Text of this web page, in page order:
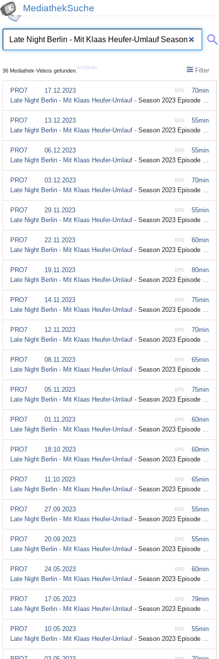
MediathekSuche
36 Mediathek-Videos gefunden.
erklären Filter
70min
EPG
PRO7
17.12.2023
Late Night Berlin - Mit Klaas Heufer-Umlauf - Season 2023 Episode 30
55min
EPG
PRO7
13.12.2023
Late Night Berlin - Mit Klaas Heufer-Umlauf - Season 2023 Episode 30
55min
EPG
PRO7
06.12.2023
Late Night Berlin - Mit Klaas Heufer-Umlauf - Season 2023 Episode 29
70min
EPG
PRO7
03.12.2023
Late Night Berlin - Mit Klaas Heufer-Umlauf - Season 2023 Episode 28
55min
EPG
PRO7
29.11.2023
Late Night Berlin - Mit Klaas Heufer-Umlauf - Season 2023 Episode 28
60min
EPG
PRO7
22.11.2023
Late Night Berlin - Mit Klaas Heufer-Umlauf - Season 2023 Episode 27
80min
EPG
PRO7
19.11.2023
Late Night Berlin - Mit Klaas Heufer-Umlauf - Season 2023 Episode 26
75min
EPG
PRO7
14.11.2023
Late Night Berlin - Mit Klaas Heufer-Umlauf - Season 2023 Episode 26
70min
EPG
PRO7
12.11.2023
Late Night Berlin - Mit Klaas Heufer-Umlauf - Season 2023 Episode 25
65min
EPG
PRO7
08.11.2023
Late Night Berlin - Mit Klaas Heufer-Umlauf - Season 2023 Episode 25
75min
EPG
PRO7
05.11.2023
Late Night Berlin - Mit Klaas Heufer-Umlauf - Season 2023 Episode 24
60min
EPG
PRO7
01.11.2023
Late Night Berlin - Mit Klaas Heufer-Umlauf - Season 2023 Episode 24
60min
EPG
PRO7
18.10.2023
Late Night Berlin - Mit Klaas Heufer-Umlauf - Season 2023 Episode 22
65min
EPG
PRO7
11.10.2023
Late Night Berlin - Mit Klaas Heufer-Umlauf - Season 2023 Episode 21
55min
EPG
PRO7
27.09.2023
Late Night Berlin - Mit Klaas Heufer-Umlauf - Season 2023 Episode 19
55min
EPG
PRO7
20.09.2023
Late Night Berlin - Mit Klaas Heufer-Umlauf - Season 2023 Episode 18
60min
EPG
PRO7
24.05.2023
Late Night Berlin - Mit Klaas Heufer-Umlauf - Season 2023 Episode 15
79min
EPG
PRO7
17.05.2023
Late Night Berlin - Mit Klaas Heufer-Umlauf - Season 2023 Episode 14
55min
EPG
PRO7
10.05.2023
Late Night Berlin - Mit Klaas Heufer-Umlauf - Season 2023 Episode 13